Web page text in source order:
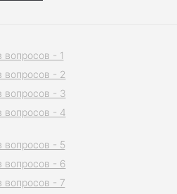
вопросов - 1
вопросов - 2
вопросов - 3
вопросов - 4
вопросов - 5
вопросов - 6
вопросов - 7